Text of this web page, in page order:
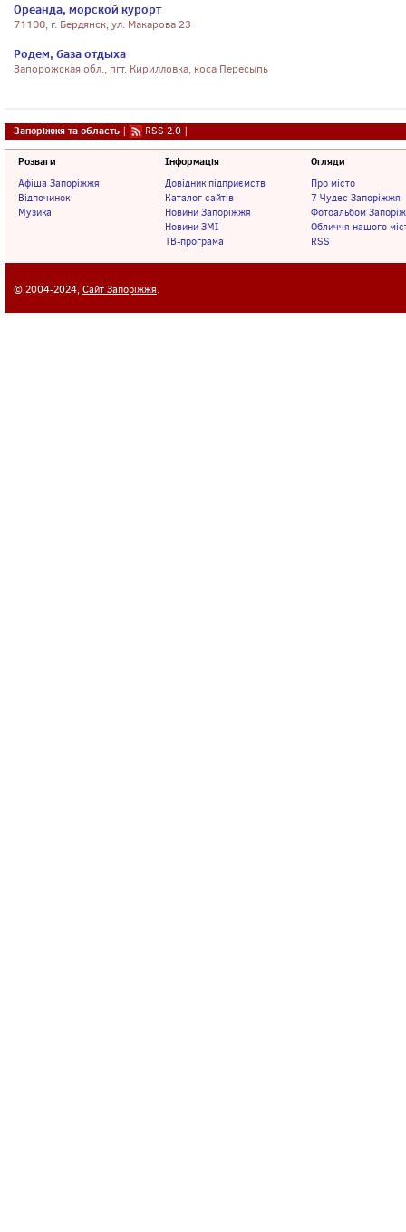
Ореанда, морской курорт
71100, г. Бердянск, ул. Макарова 23
Родем, база отдыха
Запорожская обл., пгт. Кирилловка, коса Пересыпь
Запоріжжя та область | RSS 2.0 |
Розваги
Афіша Запоріжжя
Відпочинок
Музика
Інформація
Довідник підприємств
Каталог сайтів
Новини Запоріжжя
Новини ЗМІ
ТВ-програма
Огляди
Про місто
7 Чудес Запоріжжя
Фотоальбом
Обличчя нашого
RSS
© 2004-2024, Сайт Запоріжжя.